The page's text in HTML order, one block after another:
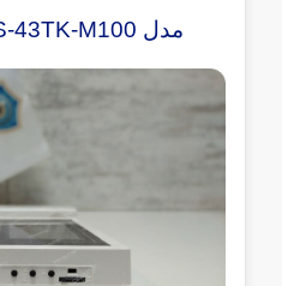
مدل HS-43TK-M100